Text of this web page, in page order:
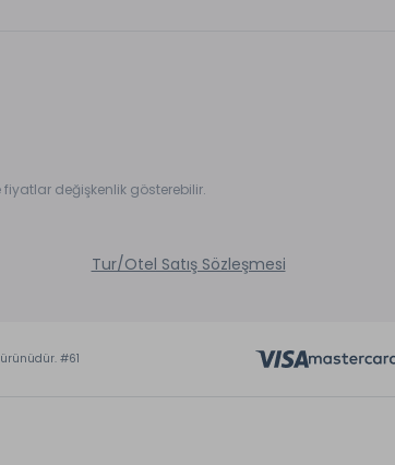
değişkenlik gösterebilir.
Tur/Otel Satış Sözleşmesi
#61